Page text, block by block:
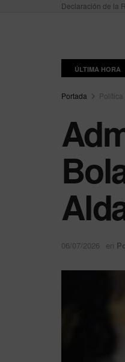
Declaración de la
ÚLTIMA HORA
Portada Política
06/07/2026 en